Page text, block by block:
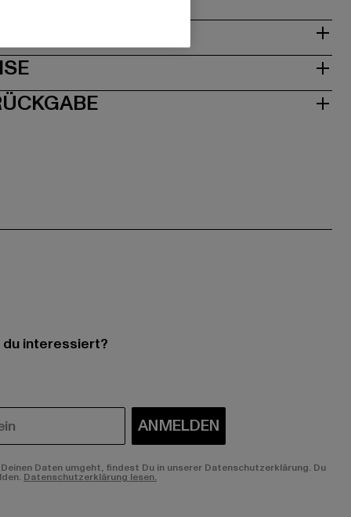
interessiert?
ANMELDEN
Daten umgeht, findest Du in unserer Datenschutzerklärung. Du
Datenschutzerklärung lesen.